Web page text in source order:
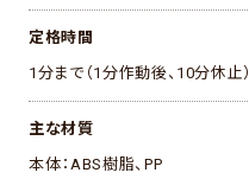
定格時間
1分まで（1分作動後、10分休止）
主な材質
本体：ABS樹脂、PP